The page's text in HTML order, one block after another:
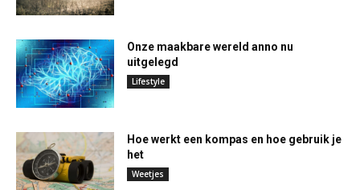
Onze maakbare wereld anno nu
uitgelegd
Lifestyle
Hoe werkt een kompas en hoe gebruik je
het
Weetjes